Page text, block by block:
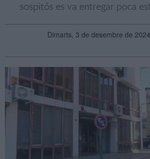
sospitós es va entregar poca
Dimarts, 3 de desembre de